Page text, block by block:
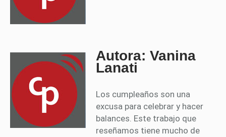
Autora: Vanina
Lanati
Los cumpleaños son una
excusa para celebrar y hacer
balances. Este trabajo que
reseñamos tiene mucho de